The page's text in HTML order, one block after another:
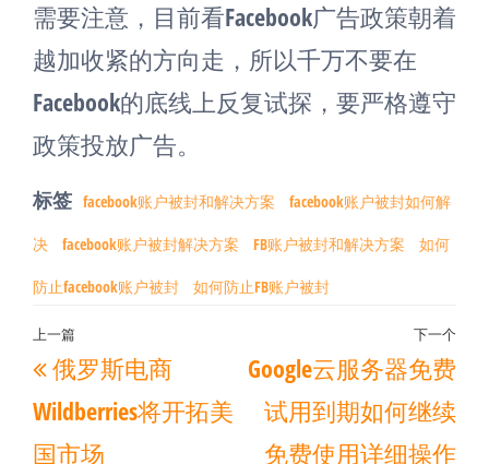
需要注意，目前看Facebook广告政策朝着
越加收紧的方向走，所以千万不要在
Facebook的底线上反复试探，要严格遵守
政策投放广告。
标签 facebook账户被封和解决方案 facebook账户被封如何解
决 facebook账户被封解决方案 FB账户被封和解决方案 如何
防止facebook账户被封 如何防止FB账户被封
文
章
导
航
上
一
篇
上一篇
俄罗斯电商
Wildberries将开拓美
国市场
下
篇
下一个
Google云服务器免费
试用到期如何继续
免费使用详细操作